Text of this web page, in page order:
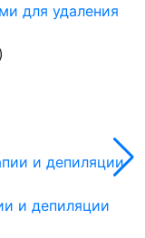
для удаления
)
и депиляции